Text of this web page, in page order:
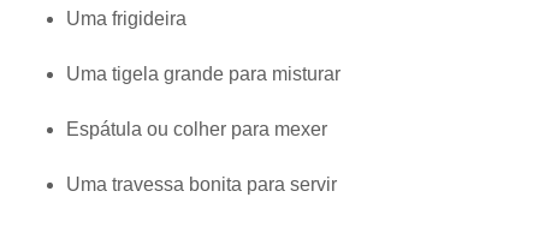
Uma frigideira
Uma tigela grande para misturar
Espátula ou colher para mexer
Uma travessa bonita para servir